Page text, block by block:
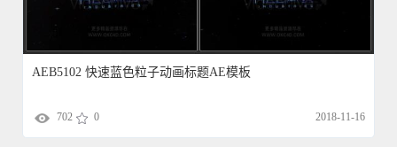
AEB5102 快速蓝色粒子动画标题AE模板
702 0 2018-11-16